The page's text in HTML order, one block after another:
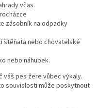
včas.
zásobník na odpadky
štěňata nebo chovatelské
nebo náhubek.
pes žere vůbec výkaly.
souvislosti může poskytnout